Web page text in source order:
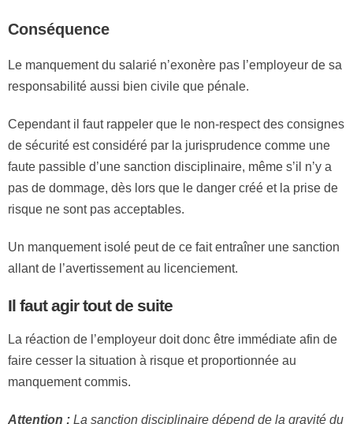
Conséquence
Le manquement du salarié n’exonère pas l’employeur de sa
responsabilité aussi bien civile que pénale.
Cependant il faut rappeler que le non-respect des consignes
de sécurité est considéré par la jurisprudence comme une
faute passible d’une sanction disciplinaire, même s’il n’y a
pas de dommage, dès lors que le danger créé et la prise de
risque ne sont pas acceptables.
Un manquement isolé peut de ce fait entraîner une sanction
allant de l’avertissement au licenciement.
Il faut agir tout de suite
La réaction de l’employeur doit donc être immédiate afin de
faire cesser la situation à risque et proportionnée au
manquement commis.
Attention : La sanction disciplinaire dépend de la gravité du